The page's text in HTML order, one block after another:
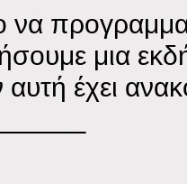
να
μια
αυτή έχει